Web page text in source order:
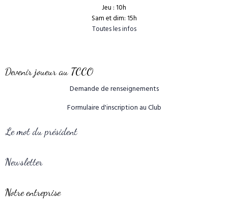
Jeu : 10h
Sam et dim: 15h
Toutes les infos
Devenir joueur au TCCO
Demande de renseignements
Formulaire d'inscription au Club
Le mot du président
Newsletter
Notre entreprise